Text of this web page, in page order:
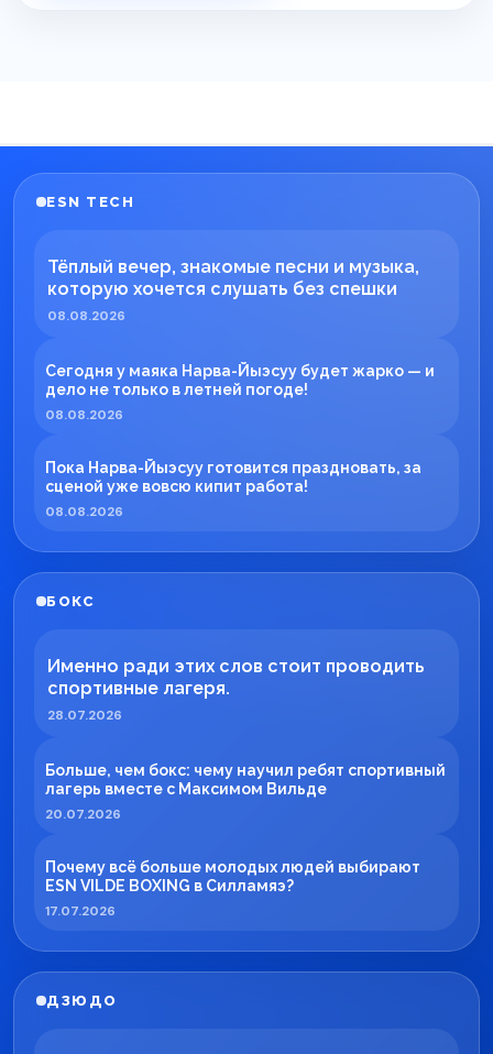
ESN TECH
Тёплый вечер, знакомые песни и музыка,
которую хочется слушать без спешки
08.08.2026
Сегодня у маяка Нарва-Йыэсуу будет жарко — и
дело не только в летней погоде!
08.08.2026
Пока Нарва-Йыэсуу готовится праздновать, за
сценой уже вовсю кипит работа!
08.08.2026
БОКС
Именно ради этих слов стоит проводить
спортивные лагеря.
28.07.2026
Больше, чем бокс: чему научил ребят спортивный
лагерь вместе с Максимом Вильде
20.07.2026
Почему всё больше молодых людей выбирают
ESN VILDE BOXING в Силламяэ?
17.07.2026
ДЗЮДО